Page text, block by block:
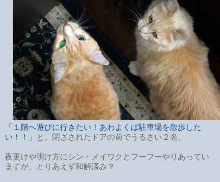
「１階へ遊びに行きたい！あわよくば駐車場を散歩した
い！！」
と、閉ざされたドアの前でうるさい２名。
夜更けや明け方にシン・メイワクとフーフーやりあってい
ますが、とりあえず和解済み？